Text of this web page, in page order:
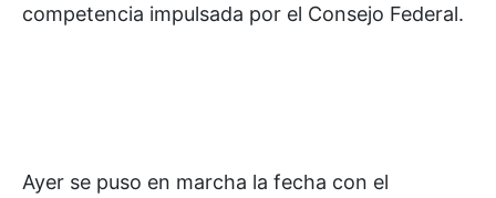
competencia impulsada por el Consejo Federal.
Ayer se puso en marcha la fecha con el